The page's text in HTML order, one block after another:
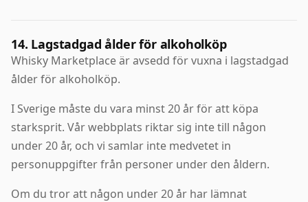
14. Lagstadgad ålder för alkoholköp
Whisky Marketplace är avsedd för vuxna i lagstadgad
ålder för alkoholköp.
I Sverige måste du vara minst 20 år för att köpa
starksprit. Vår webbplats riktar sig inte till någon
under 20 år, och vi samlar inte medvetet in
personuppgifter från personer under den åldern.
Om du tror att någon under 20 år har lämnat